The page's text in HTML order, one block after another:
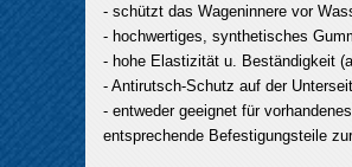
- schützt das Wageninnere vor
- hochwertiges, synthetisches
- hohe Elastizität u. Beständigkeit
- Antirutsch-Schutz auf der
- entweder geeignet für
entsprechende Befestigungsteile